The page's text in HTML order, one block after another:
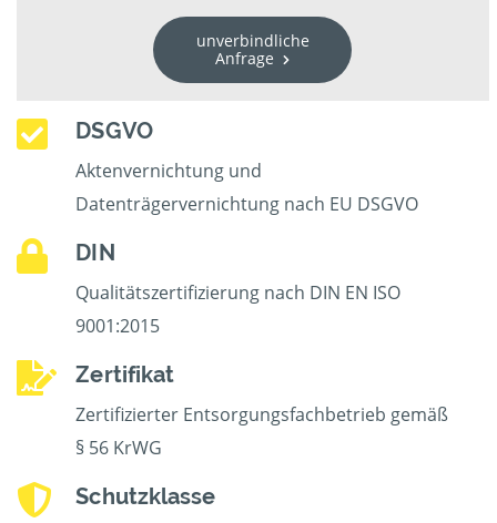
unverbindliche
Anfrage
DSGVO
Aktenvernichtung und
Datenträgervernichtung nach EU DSGVO
DIN
Qualitätszertifizierung nach DIN EN ISO
9001:2015
Zertifikat
Zertifizierter Entsorgungsfachbetrieb gemäß
§ 56 KrWG
Schutzklasse